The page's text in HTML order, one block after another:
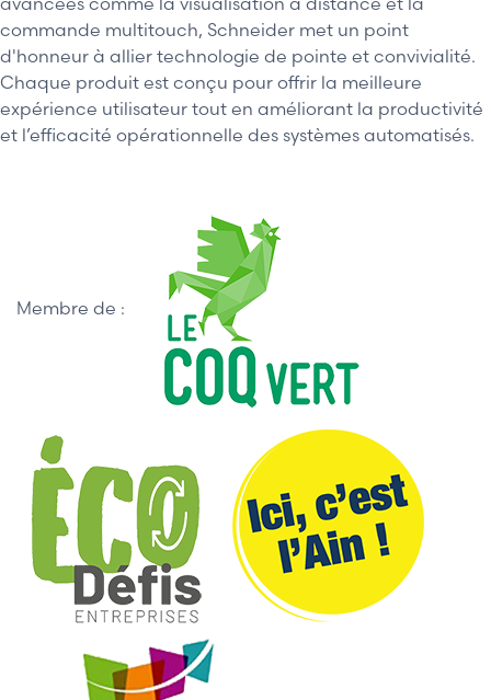
commande multitouch, Schneider met un point
d'honneur à allier technologie de pointe et convivialité.
Chaque produit est conçu pour offrir la meilleure
expérience utilisateur tout en améliorant la productivité
et l’efficacité opérationnelle des systèmes automatisés.
Membre de :